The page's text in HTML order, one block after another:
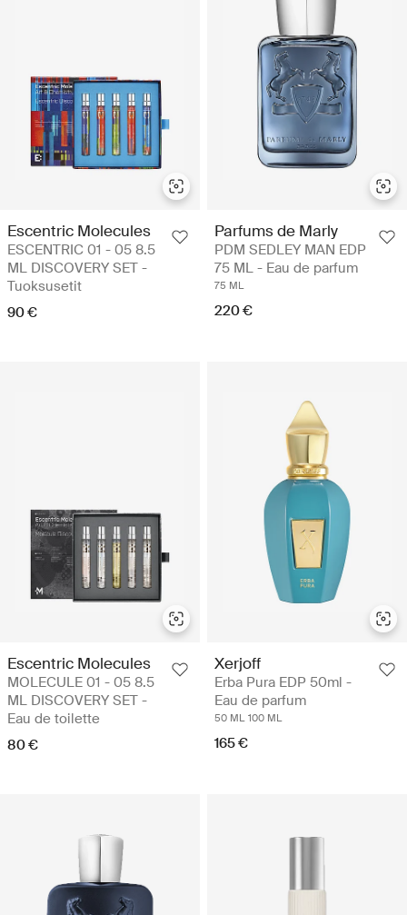
Escentric Molecules
ESCENTRIC 01 - 05 8.5
ML DISCOVERY SET -
Tuoksusetit
90 €
Parfums de Marly
PDM SEDLEY MAN EDP
75 ML - Eau de parfum
75 ML
220 €
Escentric Molecules
MOLECULE 01 - 05 8.5
ML DISCOVERY SET -
Eau de toilette
80 €
Xerjoff
Erba Pura EDP 50ml -
Eau de parfum
50 ML 100 ML
165 €